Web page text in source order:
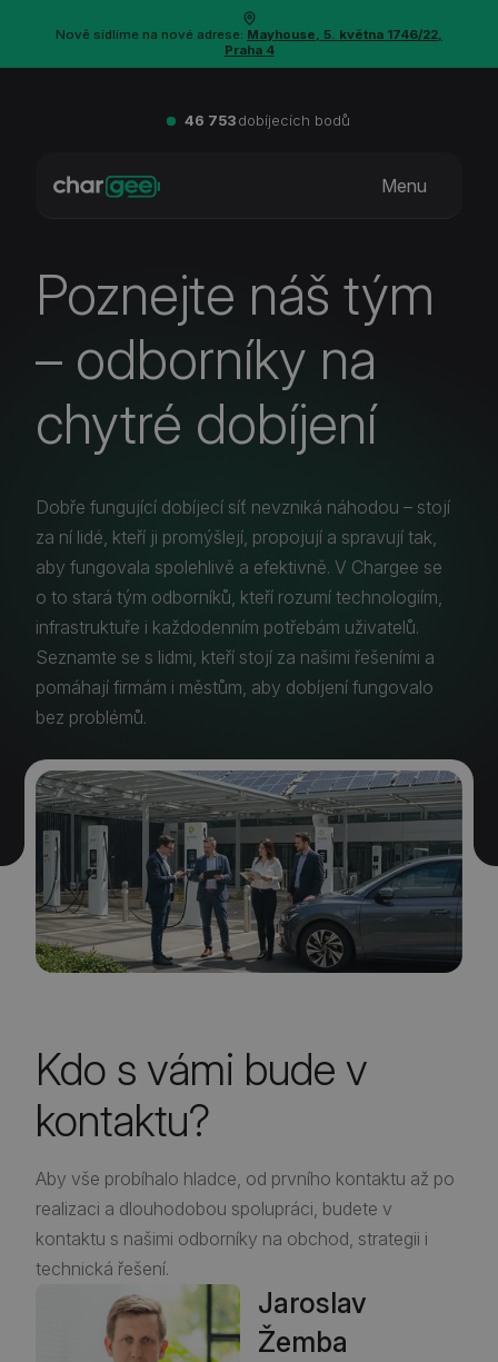
Nově sídlíme na nové adrese: Mayhouse, 5. května 1746/22,
Praha 4
46 753 dobíjecích bodů
Menu
Poznejte náš tým
– odborníky na
chytré dobíjení
Dobře fungující dobíjecí síť nevzniká náhodou – stojí
za ní lidé, kteří ji promýšlejí, propojují a spravují tak,
aby fungovala spolehlivě a efektivně. V Chargee se
o to stará tým odborníků, kteří rozumí technologiím,
infrastruktuře i každodenním potřebám uživatelů.
Seznamte se s lidmi, kteří stojí za našimi řešeními a
pomáhají firmám i městům, aby dobíjení fungovalo
bez problémů.
Kdo s vámi bude v
kontaktu?
Aby vše probíhalo hladce, od prvního kontaktu až po
realizaci a dlouhodobou spolupráci, budete v
kontaktu s našimi odborníky na obchod, strategii i
technická řešení.
Jaroslav
Žemba